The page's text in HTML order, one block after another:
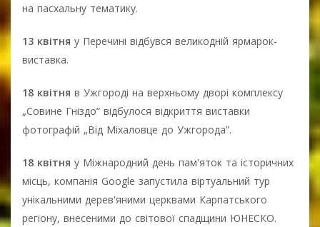
на пасхальну тематику.
13 квітня у Перечині відбувся великодній ярмарок-
виставка.
18 квітня в Ужгороді на верхньому дворі комплексу
„Совине Гніздо” відбулося відкриття виставки
фотографій „Від Міхаловце до Ужгорода”.
18 квітня у Міжнародний день пам'яток та історичних
місць, компанія Google запустила віртуальний тур
унікальними дерев'яними церквами Карпатського
регіону, внесеними до світової спадщини ЮНЕСКО.